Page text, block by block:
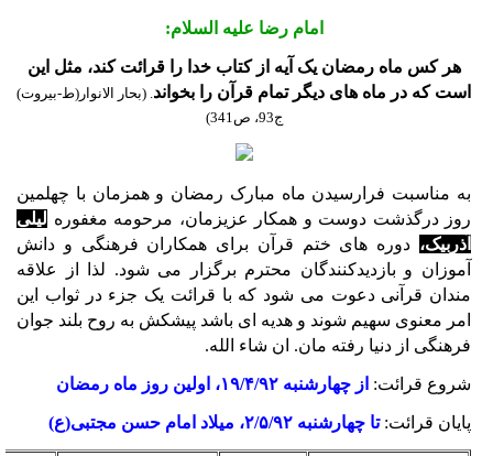
امام رضا علیه السلام:
هر کس ماه رمضان یک آیه از کتاب خدا را قرائت کند، مثل این
است که در ماه هاى دیگر تمام قرآن را بخواند. (بحار الانوار(ط-بیروت)
ج93، ص341)
به مناسبت فرارسیدن ماه مبارک رمضان و همزمان با چهلمین
روز درگذشت دوست و همکار عزیزمان، مرحومه مغفوره لیلی
آذربیک، دوره های ختم قرآن برای همکاران فرهنگی و دانش
آموزان و بازدیدکنندگان محترم برگزار می شود. لذا از علاقه
مندان قرآنی دعوت می شود که با قرائت یک جزء در ثواب این
امر معنوی سهیم شوند و هدیه ای باشد پیشکش به روح بلند جوان
فرهنگی از دنیا رفته مان. ان شاء الله.
شروع قرائت: از چهارشنبه
پایان قرائت: تا چهارشنبه